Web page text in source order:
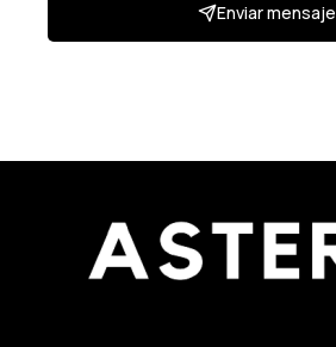
Enviar mensaje